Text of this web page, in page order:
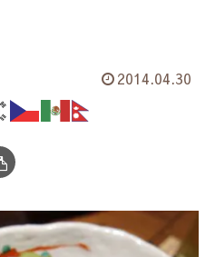
2014.04.30